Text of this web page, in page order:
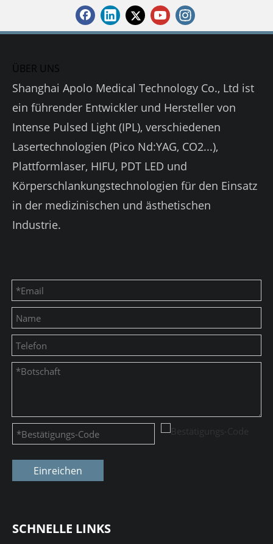
ÜBER UNS
Shanghai Apolo Medical Technology Co., Ltd ist
ein führender Entwickler und Hersteller von
Intense Pulsed Light (IPL), verschiedenen
Lasertechnologien (Pico Nd:YAG, CO2...),
Plattformlaser, HIFU, PDT LED und
Körperschlankungstechnologien für den Einsatz
in der medizinischen und ästhetischen
Industrie.
Einreichen
SCHNELLE LINKS